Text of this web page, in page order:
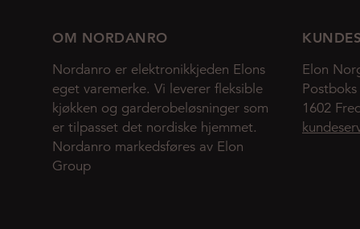
OM NORDANRO
Nordanro er elektronikkjeden Elons
eget varemerke. Vi leverer fleksible
kjøkken og garderobeløsninger som
er tilpasset det nordiske hjemmet.
Nordanro markedsføres av Elon
Group
Elon
1602